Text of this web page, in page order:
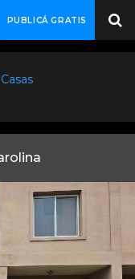
PUBLICÁ GRATIS
Casas